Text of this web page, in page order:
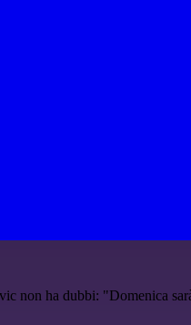
non ha dubbi: "Domenica